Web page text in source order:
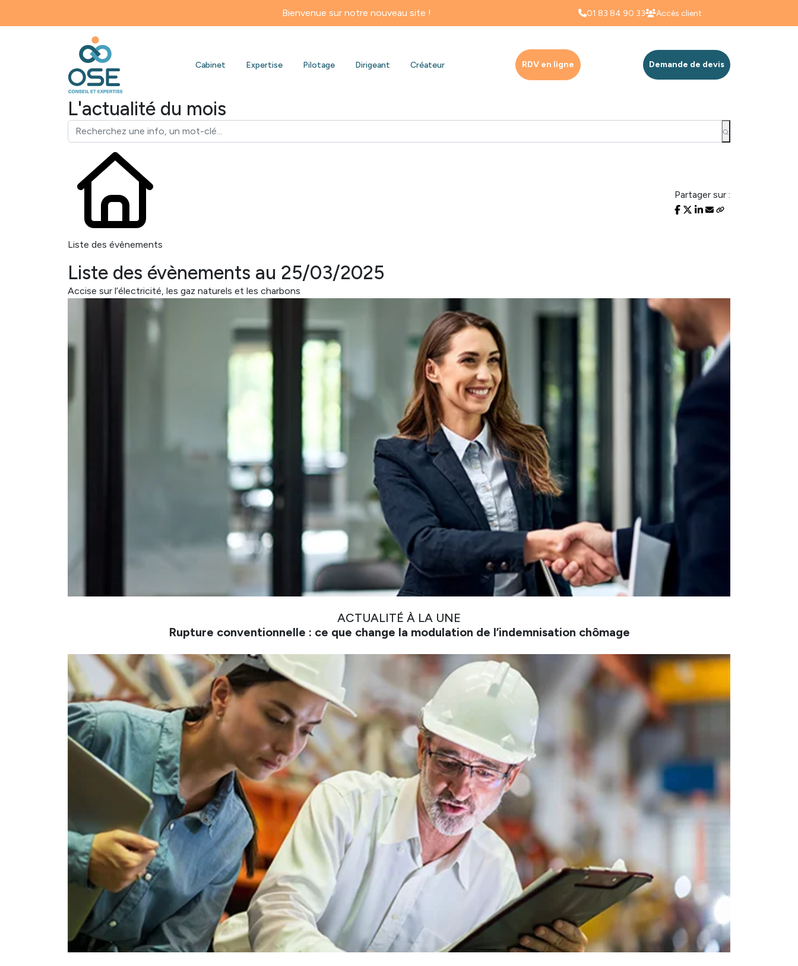
Bienvenue sur notre nouveau site ! 01 83 84 90 33 Accès client
Cabinet Expertise Pilotage Dirigeant Créateur RDV en ligne Demande de devis
L'actualité du mois
Liste des évènements
Partager sur :
Liste des évènements au 25/03/2025
Accise sur l’électricité, les gaz naturels et les charbons
ACTUALITÉ À LA UNE
Rupture conventionnelle : ce que change la modulation de l’indemnisation chômage